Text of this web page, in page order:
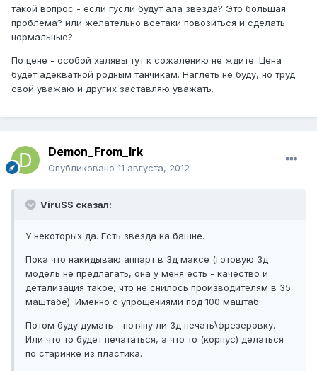
такой вопрос - если гусли будут ала звезда? Это большая
проблема? или желательно всетаки повозиться и сделать
нормальные?
По цене - особой халявы тут к сожалению не ждите. Цена
будет адекватной родным танчикам. Наглеть не буду, но труд
свой уважаю и других заставляю уважать.
Demon_From_Irk
Опубликовано 11 августа, 2012
ViruSS сказал:
У некоторых да. Есть звезда на башне.
Пока что накидываю аппарт в 3д максе (готовую 3д
модель не предлагать, она у меня есть - качество и
детализация такое, что не снилось производителям в 35
маштабе). Именно с упрощениями под 100 маштаб.
Потом буду думать - потяну ли 3д печать\фрезеровку.
Или что то будет печататься, а что то (корпус) делаться
по старинке из пластика.